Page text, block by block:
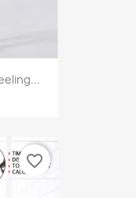
favorite_border